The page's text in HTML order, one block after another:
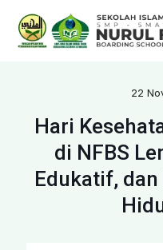
22
Hari
di NFBS
Edukatif,